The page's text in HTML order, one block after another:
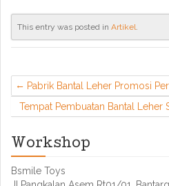
This entry was posted in Artikel.
Pabrik Bantal Leher Promosi
Tempat Pembuatan Bantal Leher
Workshop
Bsmile Toys